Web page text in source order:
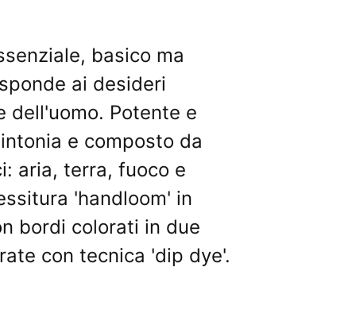
basico ma
ai desideri
dell'uomo. Potente e
e composto da
aria, terra, fuoco e
'handloom' in
bordi colorati in due
con tecnica 'dip dye'.